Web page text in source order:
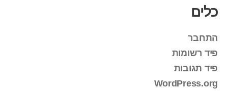
כלים
התחבר
פיד רשומות
פיד תגובות
WordPress.org